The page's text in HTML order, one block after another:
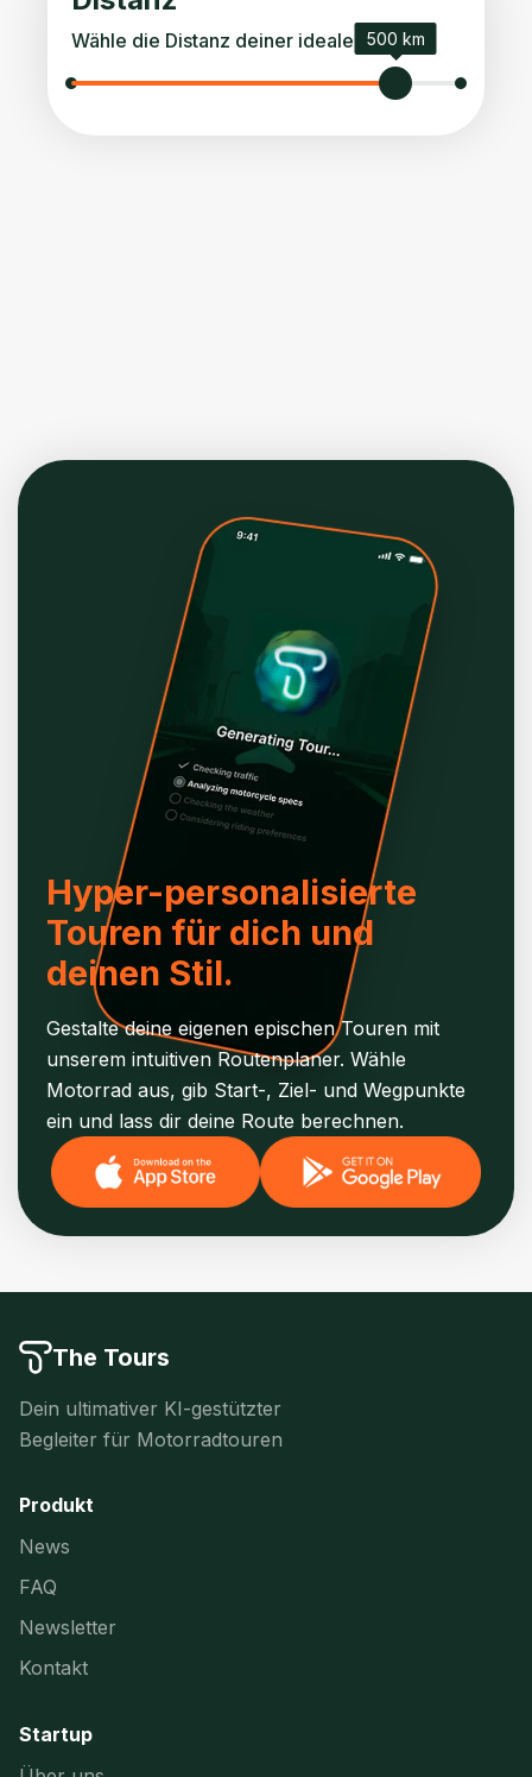
Wähle die Distanz deiner idealen Tour.
500 km
Hyper-personalisierte
Touren für dich und
deinen Stil.
Gestalte deine eigenen epischen Touren mit
unserem intuitiven Routenplaner. Wähle
Motorrad aus, gib Start-, Ziel- und Wegpunkte
ein und lass dir deine Route berechnen.
The Tours
Dein ultimativer KI-gestützter
Begleiter für Motorradtouren
Produkt
News
FAQ
Newsletter
Kontakt
Startup